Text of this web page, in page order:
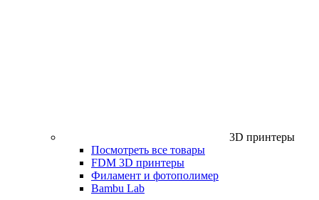
3D принтеры
Посмотреть все товары
FDM 3D принтеры
Филамент и фотополимер
Bambu Lab